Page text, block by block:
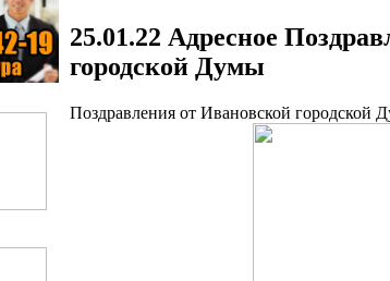
25.01.22 Адресное
городской Думы
Поздравления от Ивановской городской